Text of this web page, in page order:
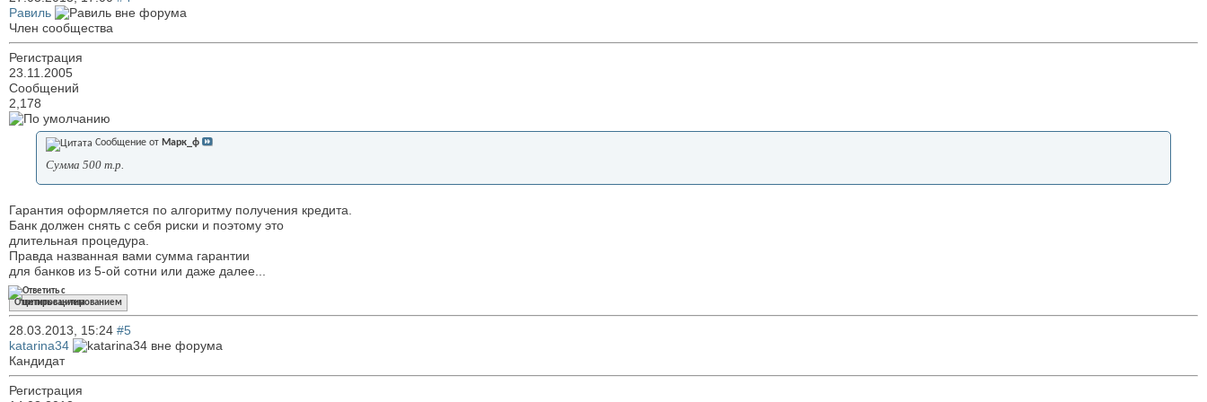
Равиль
Член сообщества
Регистрация
23.11.2005
Сообщений
2,178
Сообщение от Марк_ф
Сумма 500 т.р.
Гарантия оформляется по алгоритму получения кредита.
Банк должен снять с себя риски и поэтому это
длительная процедура.
Правда названная вами сумма гарантии
для банков из 5-ой сотни или даже далее...
Ответить с цитированием
28.03.2013, 15:24 #5
katarina34
Кандидат
Регистрация